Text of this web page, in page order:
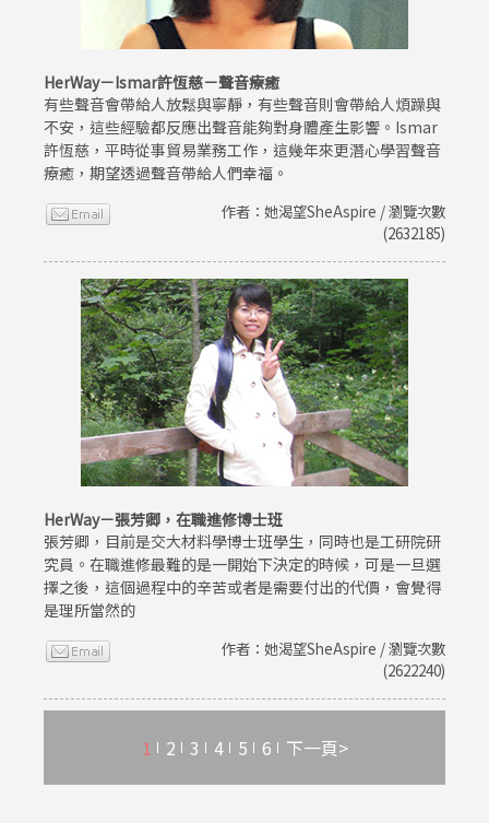
HerWay－Ismar許恆慈－聲音療癒
有些聲音會帶給人放鬆與寧靜，有些聲音則會帶給人煩躁與
不安，這些經驗都反應出聲音能夠對身體產生影響。Ismar
許恆慈，平時從事貿易業務工作，這幾年來更潛心學習聲音
療癒，期望透過聲音帶給人們幸福。
作者：她渴望SheAspire / 瀏覽次數
(2632185)
HerWay－張芳卿，在職進修博士班
張芳卿，目前是交大材料學博士班學生，同時也是工研院研
究員。在職進修最難的是一開始下決定的時候，可是一旦選
擇之後，這個過程中的辛苦或者是需要付出的代價，會覺得
是理所當然的
作者：她渴望SheAspire / 瀏覽次數
(2622240)
1 2 3 4 5 6 下一頁>